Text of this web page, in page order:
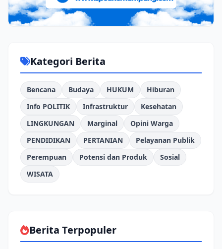
Kategori Berita
Bencana Budaya HUKUM
Hiburan
Info POLITIK
Infrastruktur
Kesehatan
LINGKUNGAN
Marginal
Opini Warga
PENDIDIKAN
PERTANIAN
Pelayanan Publik
Perempuan
Potensi dan Produk
Sosial
WISATA
Berita Terpopuler